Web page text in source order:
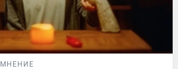
МНЕНИЕ